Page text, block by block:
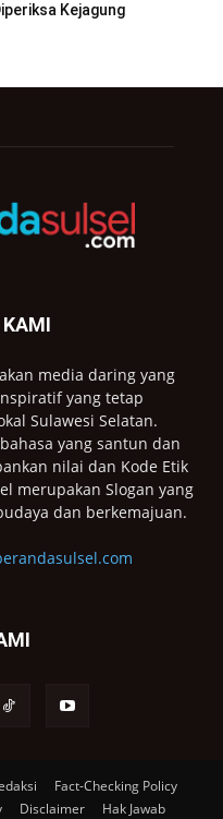
Kejagung
media daring yang
yang tetap
Sulawesi Selatan.
yang santun dan
nilai dan Kode Etik
merupakan Slogan yang
dan berkemajuan.
Fact-Checking Policy
Disclaimer Hak Jawab